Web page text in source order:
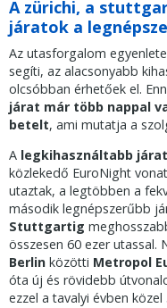
A zürichi, a
járatok a
Az utasforgalom
segíti, az alacsonyabb
olcsóbban érhetőek el.
járat már több nappal
betelt, ami mutatja a
A legkihasználtabb járat
közlekedő EuroNight
utaztak, a legtöbben a
második legnépszerűbb
Stuttgartig
összesen 60 ezer utassal.
Berlin közötti Metropol
óta új és rövidebb
ezzel a tavalyi évben